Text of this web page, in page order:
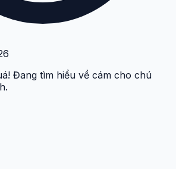
Đang tìm hiểu về cám cho chú